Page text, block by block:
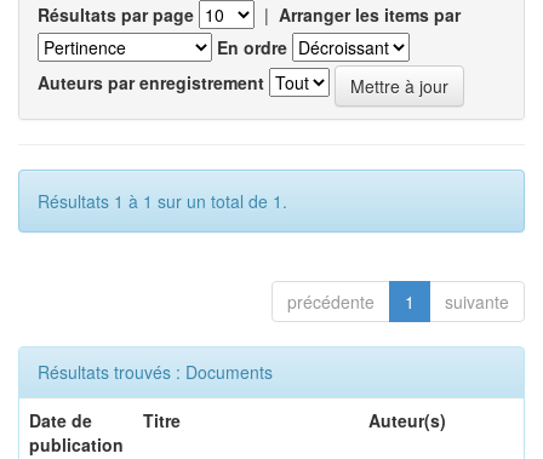
Résultats par page | Arranger les items par
En ordre
Auteurs par enregistrement
Résultats 1 à 1 sur un total de 1.
précédente 1 suivante
Résultats trouvés : Documents
Date de
publication
Titre Auteur(s)